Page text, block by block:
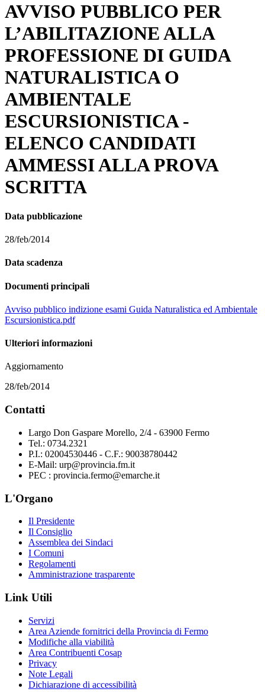
AVVISO PUBBLICO PER
L’ABILITAZIONE ALLA
PROFESSIONE DI GUIDA
NATURALISTICA O
AMBIENTALE
ESCURSIONISTICA -
ELENCO CANDIDATI
AMMESSI ALLA PROVA
SCRITTA
Data pubblicazione
28/feb/2014
Data scadenza
Documenti principali
Avviso pubblico indizione esami Guida Naturalistica ed Ambientale
Escursionistica.pdf
Ulteriori informazioni
Aggiornamento
28/feb/2014
Contatti
Largo Don Gaspare Morello, 2/4 - 63900 Fermo
Tel.: 0734.2321
P.I.: 02004530446 - C.F.: 90038780442
E-Mail: urp@provincia.fm.it
PEC : provincia.fermo@emarche.it
L'Organo
Il Presidente
Il Consiglio
Assemblea dei Sindaci
I Comuni
Regolamenti
Amministrazione trasparente
Link Utili
Servizi
Area Aziende fornitrici della Provincia di Fermo
Modifiche alla viabilità
Area Contribuenti Cosap
Privacy
Note Legali
Dichiarazione di accessibilità